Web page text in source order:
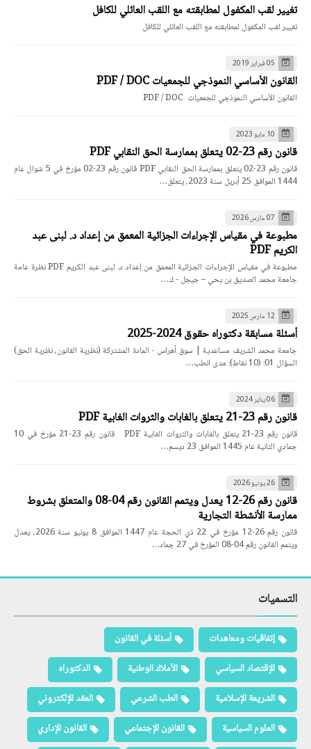
تغيير لقب المكفول لمطابقته مع اللقب العائلي للكافل
تغيير لقب المكفول لمطابقته مع اللقب العائلي للكافل
05 فبراير 2019
القانون الأساسي النموذجي للجمعيات PDF / DOC
القانون الأساسي النموذجي للجمعيات PDF / DOC
10 مايو 2023
قانون رقم 23-02 يتعلق بممارسة الحق النقابي PDF
قانون رقم 23-02 يتعلق بممارسة الحق النقابي PDF قانون رقم 23-02 مؤرخ في 5 شوال عام
1444 الموافق 25 أبريل سنة 2023، يتعلق…
07 مارس 2026
مطبوعة في مقياس الإجراءات الجزائية المعمق من إعداد د. لبنى عبد
الكريم PDF
مطبوعة في مقياس الإجراءات الجزائية المعمق من إعداد د. لبنى عبد الكريم PDF نظرة عامة
جامعة محمد الصديق بن يحي – جيجل - ك…
12 مارس 2025
أسئلة مسابقة دكتوراه حقوق 2024-2025
جامعة محمد الشريف مساعدية | سوق أهراس - المادة المشتركة (نظرية القانون، نظرية الحق)
السؤال 01: (10 نقاط): مدى انطب…
06 يناير 2024
قانون رقم 23-21 يتعلق بالغابات والثروات الغابية PDF
قانون رقم 23-21 يتعلق بالغابات والثروات الغابية PDF قانون رقم 23-21 مؤرخ في 10
جمادي الثانية عام 1445 الموافق 23 ديسم…
26 يونيو 2026
قانون رقم 26-12 يعدل ويتمم القانون رقم 04-08 والمتعلق بشروط
ممارسة الأنشطة التجارية
قانون رقم 26-12 مؤرخ في 22 ذي الحجة عام 1447 الموافق 8 يونيو سنة 2026، يعدل
ويتمم القانون رقم 04-08 المؤرخ في 27 جماد…
التسميات
إتفاقيات ومعاهدات
أسئلة في القانون
الإقتصاد السياسي
الأملاك الوطنية
الدكتوراه
الشريعة الإسلامية
الطب الشرعي
العقد الإلكتروني
العلوم السياسية
القانون الإجتماعي القانون الإداري